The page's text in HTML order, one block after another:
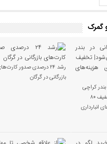
گمرک
بندر کراچی
ترخیص می‌شود| تخفیف ۸۰
انبارداری
رشد ۲۴ درصدی صدور
بازرگانی در گرگان